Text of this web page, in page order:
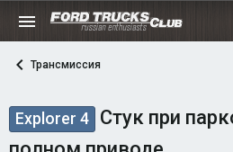
Трансмиссия
Explorer 4
Стук при